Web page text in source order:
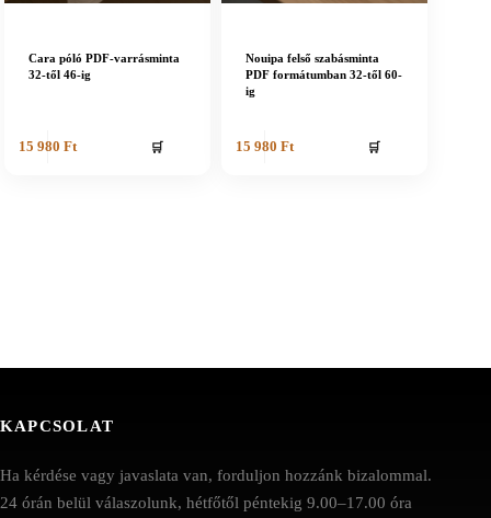
Cara póló PDF-varrásminta
32-től 46-ig
15 980 Ft 🛒
Nouipa felső szabásminta
PDF formátumban 32-től 60-
ig
15 980 Ft 🛒
KAPCSOLAT
Ha kérdése vagy javaslata van, forduljon hozzánk bizalommal.
24 órán belül válaszolunk, hétfőtől péntekig 9.00–17.00 óra